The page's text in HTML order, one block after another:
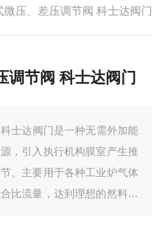
微压、差压调节阀 科士达阀门
调节阀 科士达阀门
士达阀门是一种无需外加能
，引入执行机构膜室产生推
。主要用于各种工业炉气体
比流量，达到理想的然料条